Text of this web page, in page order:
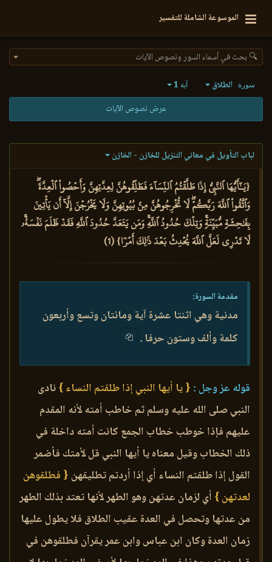
الموسوعة الشاملة للتفسير
🔍 بحث في أسماء السور ونصوص الآيات
سورة الطلاق آية 1
عرض نصوص الآيات
لباب التأويل في معاني التنزيل للخازن - الخازن
{يَـٰٓأَيُّهَا ٱلنَّبِيُّ إِذَا طَلَّقۡتُمُ ٱلنِّسَآءَ فَطَلِّقُوهُنَّ لِعِدَّتِهِنَّ وَأَحۡصُواْ ٱلۡعِدَّةَۖ
وَٱتَّقُواْ ٱللَّهَ رَبَّكُمۡۖ لَا تُخۡرِجُوهُنَّ مِنۢ بُيُوتِهِنَّ وَلَا يَخۡرُجۡنَ إِلَّآ أَن يَأۡتِينَ
بِفَٰحِشَةٖ مُّبَيِّنَةٖۚ وَتِلۡكَ حُدُودُ ٱللَّهِۚ وَمَن يَتَعَدَّ حُدُودَ ٱللَّهِ فَقَدۡ ظَلَمَ نَفۡسَهُۥۚ
لَا تَدۡرِي لَعَلَّ ٱللَّهَ يُحۡدِثُ بَعۡدَ ذَٰلِكَ أَمۡرٗا} (1)
مقدمة السورة:
مدنية وهي اثنتا عشرة آية ومائتان وتسع وأربعون
كلمة وألف وستون حرفا .
قوله عز وجل : { يا أيها النبي إذا طلقتم النساء }نادى
النبي صلى الله عليه وسلم ثم خاطب أمته لأنه المقدم
عليهم فإذا خوطب خطاب الجمع كانت أمته داخلة في
ذلك الخطاب وقيل معناه يا أيها النبي قل لأمتك فأضمر
القول إذا طلقتم النساء أي إذا أردتم تطليقهن { فطلقوهن
لعدتهن } أي لزمان عدتهن وهو الطهر لأنها تعتد بذلك الطهر
من عدتها وتحصل في العدة عقيب الطلاق فلا يطول عليها
زمان العدة وكان ابن عباس وابن عمر يقرآن فطلقوهن في